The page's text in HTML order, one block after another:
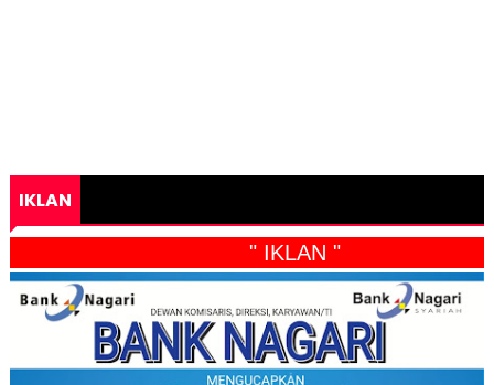
IKLAN
" IKLAN "